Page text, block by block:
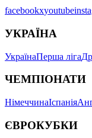
facebookxyoutube
УКРАЇНА
УкраїнаПерша ліга
ЧЕМПІОНАТИ
НімеччинаІспанія
ЄВРОКУБКИ